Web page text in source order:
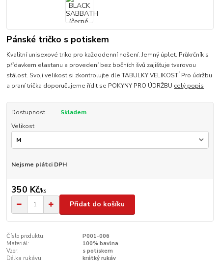
Pánské tričko s potiskem
Kvalitní unisexové triko pro každodenní nošení. Jemný úplet. Průkrčník s
přídavkem elastanu a provedení bez bočních švů zajišťuje tvarovou
stálost. Svoji velikost si zkontrolujte dle TABULKY VELIKOSTÍ Pro údržbu
a praní trička doporučujeme řídit se POKYNY PRO ÚDRŽBU celý popis
Dostupnost
Skladem
Velikost
Nejsme plátci DPH
350 Kč/ks
Přidat do košíku
Číslo produktu:
P001-006
Materiál:
100% bavlna
Vzor:
s potiskem
Délka rukávu:
krátký rukáv